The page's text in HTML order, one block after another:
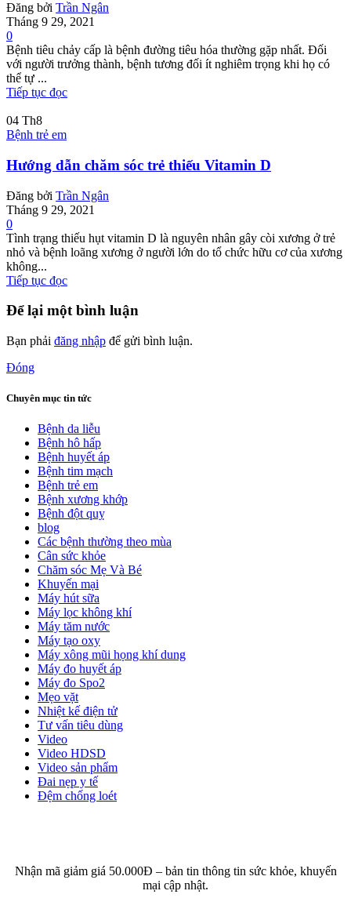
Đăng bởi Trần Ngân
Tháng 9 29, 2021
0
Bệnh tiêu chảy cấp là bệnh đường tiêu hóa thường gặp nhất. Đối
với người trưởng thành, bệnh tương đối ít nghiêm trọng khi họ có
thể tự ...
Tiếp tục đọc
04 Th8
Bệnh trẻ em
Hướng dẫn chăm sóc trẻ thiếu Vitamin D
Đăng bởi Trần Ngân
Tháng 9 29, 2021
0
Tình trạng thiếu hụt vitamin D là nguyên nhân gây còi xương ở trẻ
nhỏ và bệnh loãng xương ở người lớn do tổ chức hữu cơ của xương
không...
Tiếp tục đọc
Để lại một bình luận
Bạn phải đăng nhập để gửi bình luận.
Đóng
Chuyên mục tin tức
Bệnh da liễu
Bệnh hô hấp
Bệnh huyết áp
Bệnh tim mạch
Bệnh trẻ em
Bệnh xương khớp
Bệnh đột quỵ
blog
Các bệnh thường theo mùa
Cân sức khỏe
Chăm sóc Mẹ Và Bé
Khuyến mại
Máy hút sữa
Máy lọc không khí
Máy tăm nước
Máy tạo oxy
Máy xông mũi họng khí dung
Máy đo huyết áp
Máy đo Spo2
Mẹo vặt
Nhiệt kế điện tử
Tư vấn tiêu dùng
Video
Video HDSD
Video sản phẩm
Đai nẹp y tế
Đệm chống loét
Nhận mã giảm giá 50.000Đ – bản tin thông tin sức khỏe, khuyến
mại cập nhật.